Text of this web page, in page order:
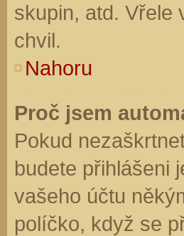
skupin, atd. Vřele
chvil.
Nahoru
Proč jsem
Pokud
budete přihlášeni
vašeho účtu
políčko, když se